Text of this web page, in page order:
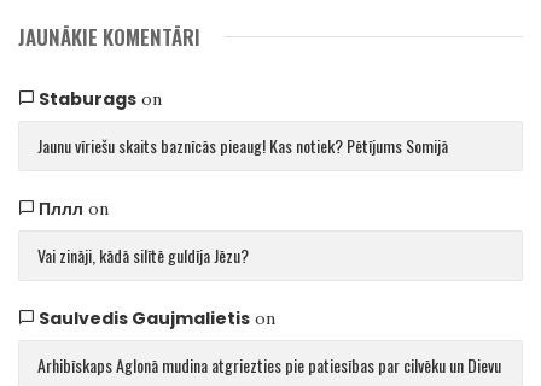
JAUNĀKIE KOMENTĀRI
Staburagson
Jaunu vīriešu skaits baznīcās pieaug! Kas notiek? Pētījums Somijā
Пллл on
Vai zināji, kādā silītē guldīja Jēzu?
Saulvedis Gaujmalietison
Arhibīskaps Aglonā mudina atgriezties pie patiesības par cilvēku un Dievu